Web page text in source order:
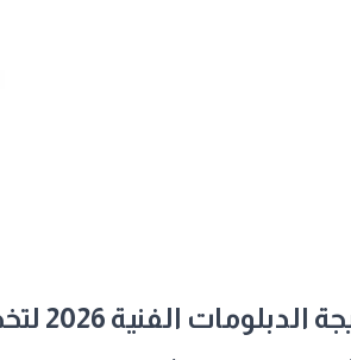
2026 لتخصصات الصنايع والتجارة